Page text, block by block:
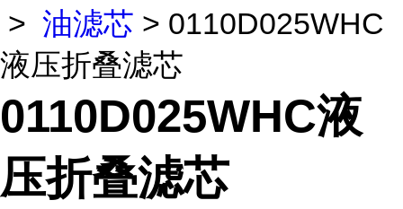
> 油滤芯 > 0110D025WHC
液压折叠滤芯
0110D025WHC液
压折叠滤芯